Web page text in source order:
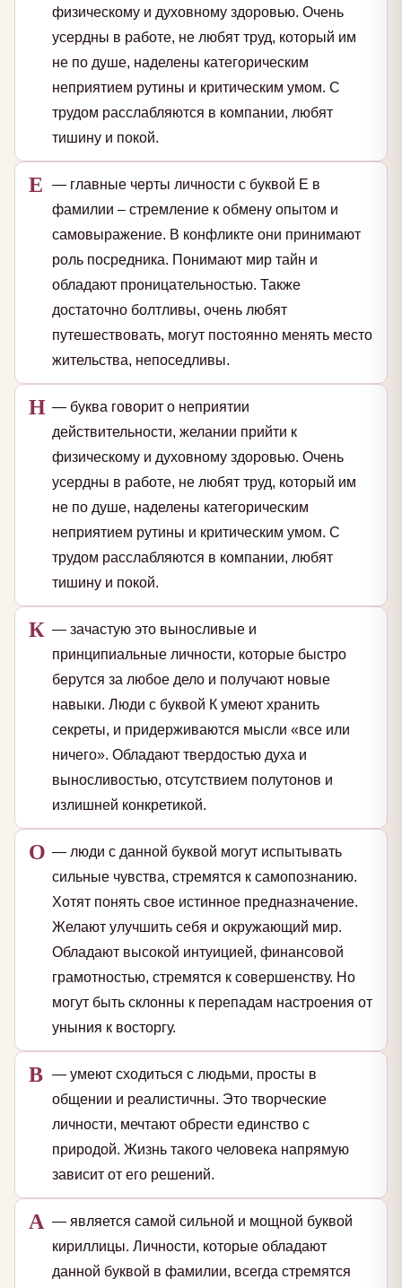
физическому и духовному здоровью. Очень
усердны в работе, не любят труд, который им
не по душе, наделены категорическим
неприятием рутины и критическим умом. С
трудом расслабляются в компании, любят
тишину и покой.
Е
— главные черты личности с буквой Е в
фамилии – стремление к обмену опытом и
самовыражение. В конфликте они принимают
роль посредника. Понимают мир тайн и
обладают проницательностью. Также
достаточно болтливы, очень любят
путешествовать, могут постоянно менять место
жительства, непоседливы.
Н — буква говорит о неприятии
действительности, желании прийти к
физическому и духовному здоровью. Очень
усердны в работе, не любят труд, который им
не по душе, наделены категорическим
неприятием рутины и критическим умом. С
трудом расслабляются в компании, любят
тишину и покой.
К — зачастую это выносливые и
принципиальные личности, которые быстро
берутся за любое дело и получают новые
навыки. Люди с буквой К умеют хранить
секреты, и придерживаются мысли «все или
ничего». Обладают твердостью духа и
выносливостью, отсутствием полутонов и
излишней конкретикой.
О — люди с данной буквой могут испытывать
сильные чувства, стремятся к самопознанию.
Хотят понять свое истинное предназначение.
Желают улучшить себя и окружающий мир.
Обладают высокой интуицией, финансовой
грамотностью, стремятся к совершенству. Но
могут быть склонны к перепадам настроения от
уныния к восторгу.
В — умеют сходиться с людьми, просты в
общении и реалистичны. Это творческие
личности, мечтают обрести единство с
природой. Жизнь такого человека напрямую
зависит от его решений.
А — является самой сильной и мощной буквой
кириллицы. Личности, которые обладают
данной буквой в фамилии, всегда стремятся